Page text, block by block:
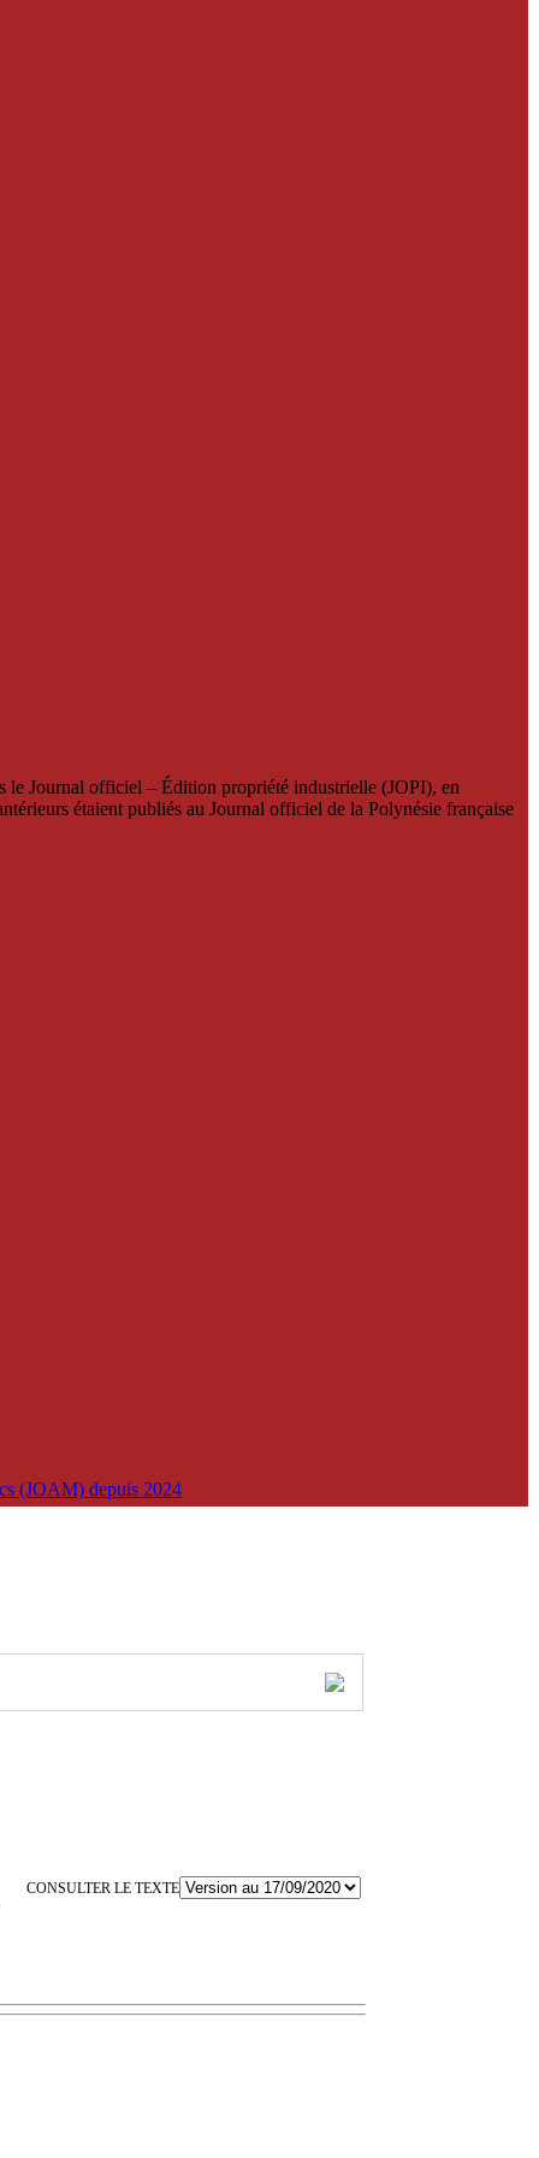
le Journal officiel – Édition propriété industrielle (JOPI), en
étaient publiés au Journal officiel de la Polynésie française
(JOAM) depuis 2024
CONSULTER LE TEXTE